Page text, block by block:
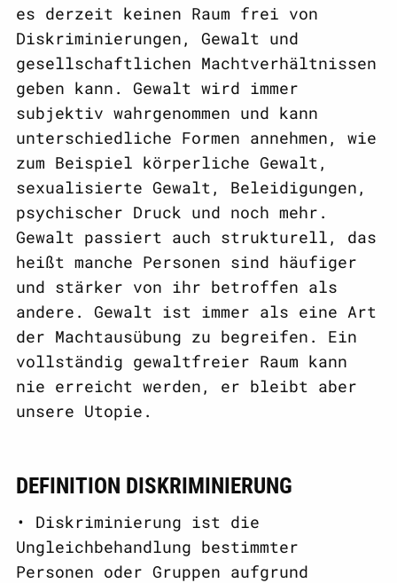
es derzeit keinen Raum frei von
Diskriminierungen, Gewalt und
gesellschaftlichen Machtverhältnissen
geben kann. Gewalt wird immer
subjektiv wahrgenommen und kann
unterschiedliche Formen annehmen, wie
zum Beispiel körperliche Gewalt,
sexualisierte Gewalt, Beleidigungen,
psychischer Druck und noch mehr.
Gewalt passiert auch strukturell, das
heißt manche Personen sind häufiger
und stärker von ihr betroffen als
andere. Gewalt ist immer als eine Art
der Machtausübung zu begreifen. Ein
vollständig gewaltfreier Raum kann
nie erreicht werden, er bleibt aber
unsere Utopie.
DEFINITION DISKRIMINIERUNG
• Diskriminierung ist die
Ungleichbehandlung bestimmter
Personen oder Gruppen aufgrund